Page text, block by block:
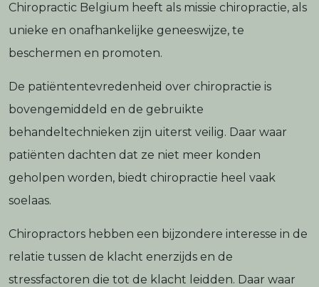
Chiropractic Belgium heeft als missie chiropractie, als
unieke en onafhankelijke geneeswijze, te
beschermen en promoten.
De patiëntentevredenheid over chiropractie is
bovengemiddeld en de gebruikte
behandeltechnieken zijn uiterst veilig. Daar waar
patiënten dachten dat ze niet meer konden
geholpen worden, biedt chiropractie heel vaak
soelaas.
Chiropractors hebben een bijzondere interesse in de
relatie tussen de klacht enerzijds en de
stressfactoren die tot de klacht leidden. Daar waar